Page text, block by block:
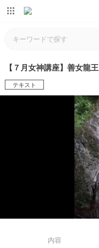
【７月女神講座】善女龍王
テキスト
内容